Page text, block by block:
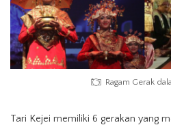
Ragam Gerak
Tari Kejei memiliki 6 gerakan yang